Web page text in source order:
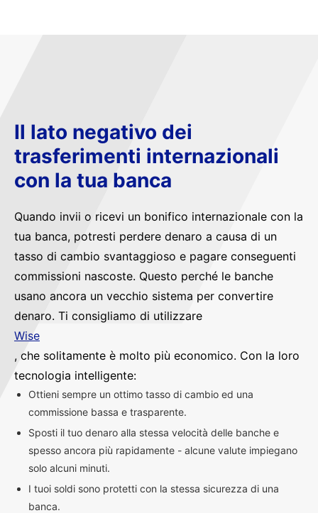
Il lato negativo dei
trasferimenti internazionali
con la tua banca
Quando invii o ricevi un bonifico internazionale con la
tua banca, potresti perdere denaro a causa di un
tasso di cambio svantaggioso e pagare conseguenti
commissioni nascoste. Questo perché le banche
usano ancora un vecchio sistema per convertire
denaro. Ti consigliamo di utilizzare
Wise
, che solitamente è molto più economico. Con la loro
tecnologia intelligente:
Ottieni sempre un ottimo tasso di cambio ed una
commissione bassa e trasparente.
Sposti il tuo denaro alla stessa velocità delle banche e
spesso ancora più rapidamente - alcune valute impiegano
solo alcuni minuti.
I tuoi soldi sono protetti con la stessa sicurezza di una
banca.